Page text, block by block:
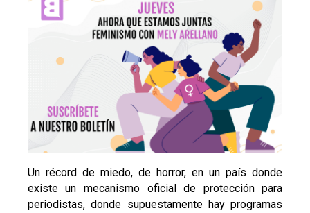
Un récord de miedo, de horror, en un país donde
existe un mecanismo oficial de protección para
periodistas, donde supuestamente hay programas